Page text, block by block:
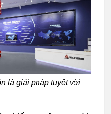
là giải pháp tuyệt vời